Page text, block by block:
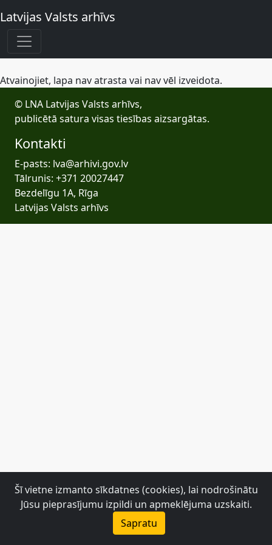
Latvijas Valsts arhīvs
Atvainojiet, lapa nav atrasta vai nav vēl izveidota.
© LNA Latvijas Valsts arhīvs,
publicētā satura visas tiesības aizsargātas.
Kontakti
E-pasts: lva@arhivi.gov.lv
Tālrunis: +371 20027447
Bezdelīgu 1A, Rīga
Latvijas Valsts arhīvs
Šī vietne izmanto sīkdatnes (cookies), lai nodrošinātu
Jūsu pieprasījumu izpildi un apmeklējuma uzskaiti.
Sapratu